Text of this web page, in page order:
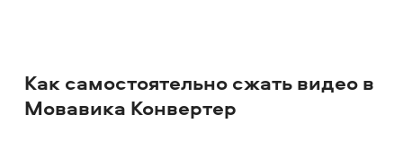
Как самостоятельно сжать видео в
Мовавика Конвертер